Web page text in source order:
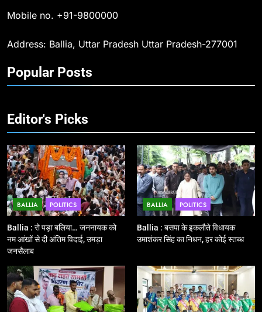
अधीक्षक ओमवीर सिंह ने दिलाई शपथ, दी
और कानपुर के लिए बस सेवाओं का
11
बिहार विस चुनाव : सभी 90 हजार 712
बूथों से लाइव वेब कास्टिंग की तैयारी
NATIONAL POLITICS
12
Ballia : बलिया रेलवे स्टेशन का अपर
महाप्रबंधक ने किया निरीक्षण
13
Ballia : त्यौहारों पर शांति व्यवस्था को
Mobile no. +91-9800000
Address: Ballia, Uttar Pradesh Uttar Pradesh-277001
Popular Posts
Editor's Picks
BALLIA POLITICS
Ballia : रो पड़ा बलिया… जननायक को
नम आंखों से दी अंतिम विदाई, उमड़ा
जनसैलाब
BALLIA POLITICS
Ballia : बसपा के इकलौते विधायक
उमाशंकर सिंह का निधन, हर कोई स्तब्ध